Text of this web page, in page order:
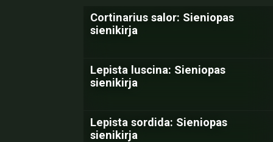
Cortinarius salor: Sieniopas
sienikirja
Lepista luscina: Sieniopas
sienikirja
Lepista sordida: Sieniopas
sienikirja